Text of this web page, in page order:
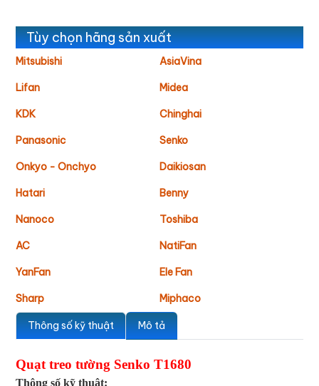
Tùy chọn hãng sản xuất
Mitsubishi AsiaVina
Lifan Midea
KDK Chinghai
Panasonic Senko
Onkyo - Onchyo Daikiosan
Hatari Benny
Nanoco Toshiba
AC NatiFan
YanFan Ele Fan
Sharp Miphaco
Thông số kỹ thuật Mô tả
Quạt treo tường Senko T1680
Thông số kỹ thuật: